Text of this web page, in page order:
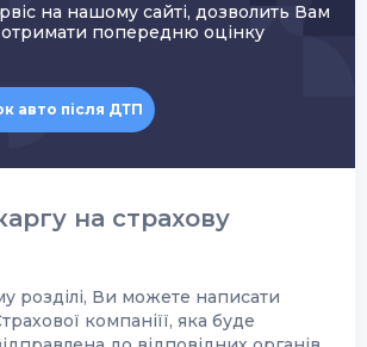
на нашому сайті, дозволить Вам
отримати попередню оцінку
авто після ДТП
на страхову
розділі, Ви можете написати
компаніїї, яка буде